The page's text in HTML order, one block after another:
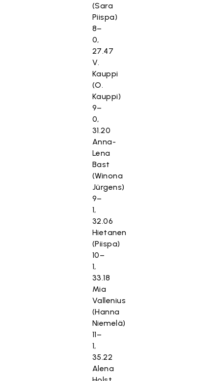
(Sara
Piispa)
8–
0,
27.47
V.
Kauppi
(O.
Kauppi)
9–
0,
31.20
Anna-
Lena
Bast
(Winona
Jürgens)
9–
1,
32.06
Hietanen
(Piispa)
10–
1,
33.18
Mia
Vallenius
(Hanna
Niemelä)
11–
1,
35.22
Alena